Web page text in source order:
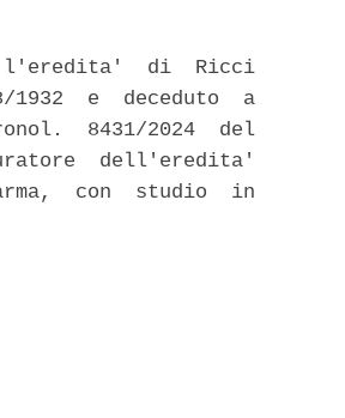
di  Ricci
e  deceduto  a
8431/2024  del
dell'eredita'
con  studio  in